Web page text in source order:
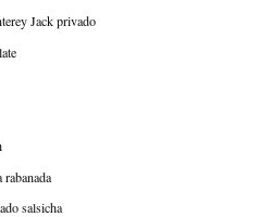
Jack privado
rabanada
salsicha